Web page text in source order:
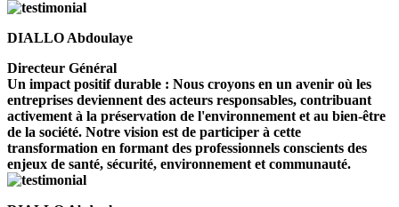
DIALLO Abdoulaye
Directeur Général
Un impact positif durable : Nous croyons en un avenir où les
entreprises deviennent des acteurs responsables, contribuant
activement à la préservation de l'environnement et au bien-être
de la société. Notre vision est de participer à cette
transformation en formant des professionnels conscients des
enjeux de santé, sécurité, environnement et communauté.